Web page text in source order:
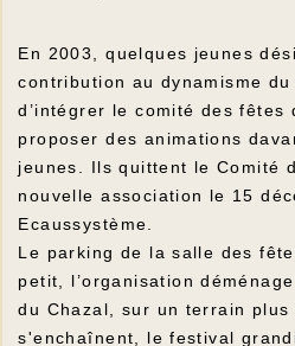
En 2003, quelques jeunes
contribution au dynamisme
d’intégrer le comité des fêtes
proposer des animations
jeunes. Ils quittent le Comité
nouvelle association le 15
Ecaussystème.
Le parking de la salle des
petit, l’organisation
du Chazal, sur un terrain
s'enchaînent, le festival